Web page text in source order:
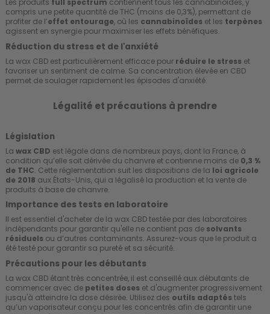
Les produits full spectrum contiennent tous les cannabinoïdes, y
compris une petite quantité de THC (moins de 0,3%), permettant de
profiter de l’effet entourage, où les cannabinoïdes et les terpènes
agissent en synergie pour maximiser les effets bénéfiques.
Réduction du stress et de l'anxiété
La wax CBD est particulièrement efficace pour réduire le stress et
favoriser un sentiment de calme. Sa concentration élevée en CBD
permet de soulager rapidement les épisodes d'anxiété.
Légalité et précautions à prendre
Législation
La wax CBD est légale dans de nombreux pays, dont la France, à
condition qu’elle soit dérivée du chanvre et contienne moins de 0,3 %
de THC. Cette réglementation suit les dispositions de la loi agricole
de 2018 aux États-Unis, qui a légalisé la production et la vente de
produits à base de chanvre.
Importance des tests en laboratoire
Il est essentiel d'acheter de la wax CBD testée par des laboratoires
indépendants pour garantir qu'elle ne contient pas de solvants
résiduels ou d’autres contaminants. Assurez-vous que le produit a
été testé pour garantir sa pureté et sa sécurité.
Précautions pour les débutants
La wax CBD étant très concentrée, il est conseillé aux débutants de
commencer avec de petites doses et d'augmenter progressivement
jusqu'à atteindre la dose désirée. Utilisez des outils adaptés tels
qu’un vaporisateur conçu pour les concentrés afin de garantir une